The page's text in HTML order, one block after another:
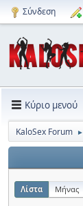
Σύνδεση
Κύριο μενού
KaloSex Forum ►
Λίστα Μήνας